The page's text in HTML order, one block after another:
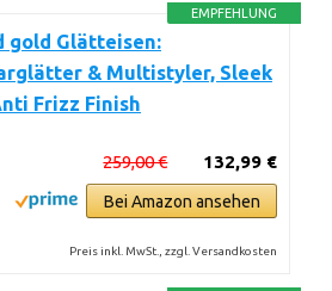
EMPFEHLUNG
gold Glätteisen:
& Multistyler, Sleek
Frizz Finish
132,99 €
259,00 €
Bei Amazon ansehen
Preis inkl. MwSt., zzgl. Versandkosten